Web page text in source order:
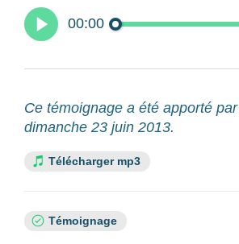
00:00
Ce témoignage a été apporté par
dimanche 23 juin 2013.
Télécharger mp3
SujetsTémoignage